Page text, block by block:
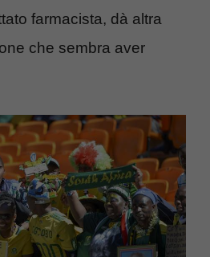
farmacista, dà altra
che sembra aver